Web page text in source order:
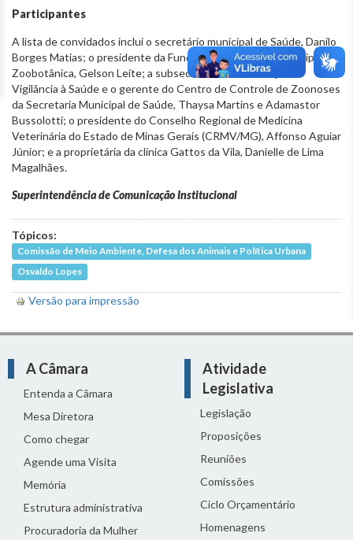
Participantes
A lista de convidados inclui o secretário municipal de Saúde, Danilo
Borges Matias; o presidente da Fundação de Parques Municipais e
Zoobotânica, Gelson Leite; a subsecretária de Promoção e
Vigilância à Saúde e o gerente do Centro de Controle de Zoonoses
da Secretaria Municipal de Saúde, Thaysa Martins e Adamastor
Bussolotti; o presidente do Conselho Regional de Medicina
Veterinária do Estado de Minas Gerais (CRMV/MG), Affonso Aguiar
Júnior; e a proprietária da clínica Gattos da Vila, Danielle de Lima
Magalhães.
Superintendência de Comunicação Institucional
Tópicos:
Comissão de Meio Ambiente, Defesa dos Animais e Política Urbana
Osvaldo Lopes
Versão para impressão
A Câmara
Entenda a Câmara
Mesa Diretora
Como chegar
Agende uma Visita
Memória
Estrutura administrativa
Procuradoria da Mulher
Atividade
Legislativa
Legislação
Proposições
Reuniões
Comissões
Ciclo Orçamentário
Homenagens